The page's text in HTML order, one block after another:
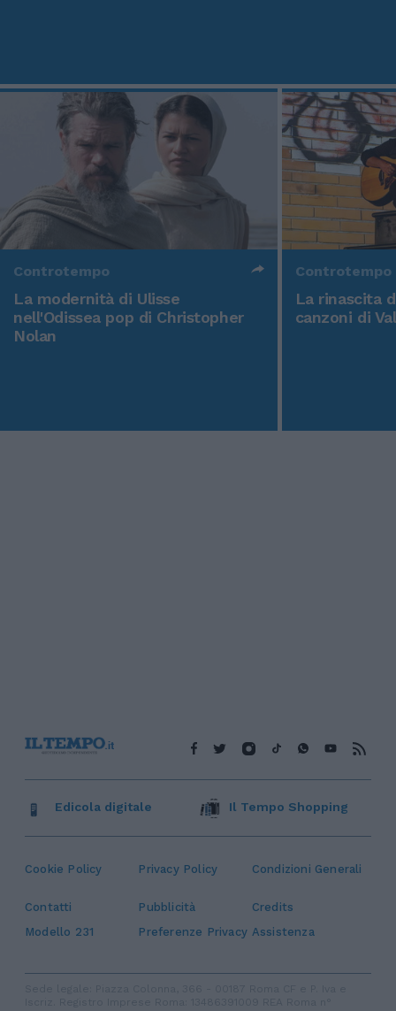
Controtempo
La modernità di Ulisse
nell'Odissea pop di Christopher
Nolan
Controtempo
La rinascita
canzoni di
Cookie Policy Privacy Policy Condizioni Generali
Contatti Pubblicità
Credits
Modello 231
Preferenze Privacy Assistenza
Edicola digitale Il Tempo Shopping